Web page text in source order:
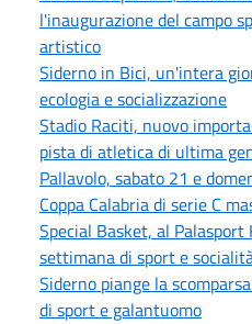
l'inaugurazione del campo
artistico
Siderno in Bici, un'intera
ecologia e socializzazione
Stadio Raciti, nuovo
pista di atletica di ultima
Pallavolo, sabato 21 e
Coppa Calabria di serie C
Special Basket, al
settimana di sport e
Siderno piange la
di sport e galantuomo